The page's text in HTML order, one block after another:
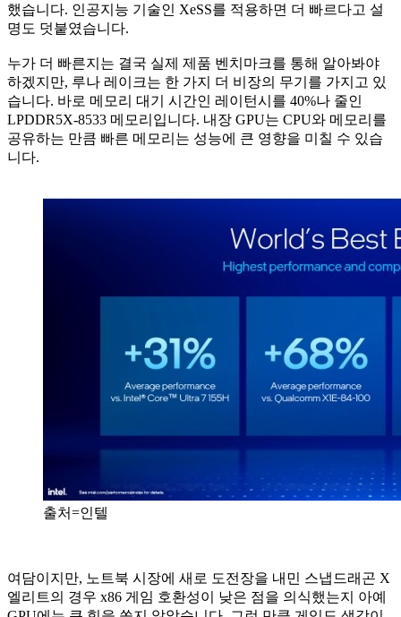
했습니다. 인공지능 기술인 XeSS를 적용하면 더 빠르다고 설
명도 덧붙였습니다.
누가 더 빠른지는 결국 실제 제품 벤치마크를 통해 알아봐야
하겠지만, 루나 레이크는 한 가지 더 비장의 무기를 가지고 있
습니다. 바로 메모리 대기 시간인 레이턴시를 40%나 줄인
LPDDR5X-8533 메모리입니다. 내장 GPU는 CPU와 메모리를
공유하는 만큼 빠른 메모리는 성능에 큰 영향을 미칠 수 있습
니다.
출처=인텔
여담이지만, 노트북 시장에 새로 도전장을 내민 스냅드래곤 X
엘리트의 경우 x86 게임 호환성이 낮은 점을 의식했는지 아예